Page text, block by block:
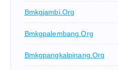
Bmkgjambi.org
Bmkgpalembang.org
Bmkgpangkalpinang.org